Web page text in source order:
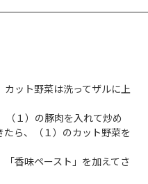
カット野菜は洗ってザルに上
（１）の豚肉を入れて炒め
ら、（１）のカット野菜を
香味ペースト」を加えてさ